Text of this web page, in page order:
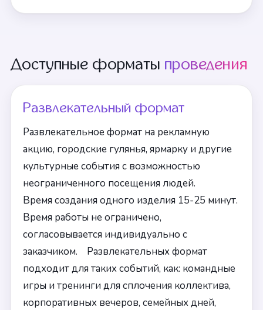
Доступные форматы проведения
Развлекательный формат
Развлекательное формат на рекламную
акцию, городские гулянья, ярмарку и другие
культурные события с возможностью
неограниченного посещения людей.
Время создания одного изделия 15-25 минут.
Время работы не ограничено,
согласовывается индивидуально с
заказчиком. Развлекательных формат
подходит для таких событий, как: командные
игры и тренинги для сплочения коллектива,
корпоративных вечеров, семейных дней,